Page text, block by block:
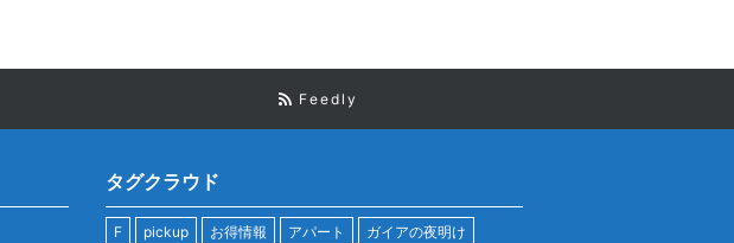
Feedly
タグクラウド
F pickup お得情報 アパート
ガイアの夜明け